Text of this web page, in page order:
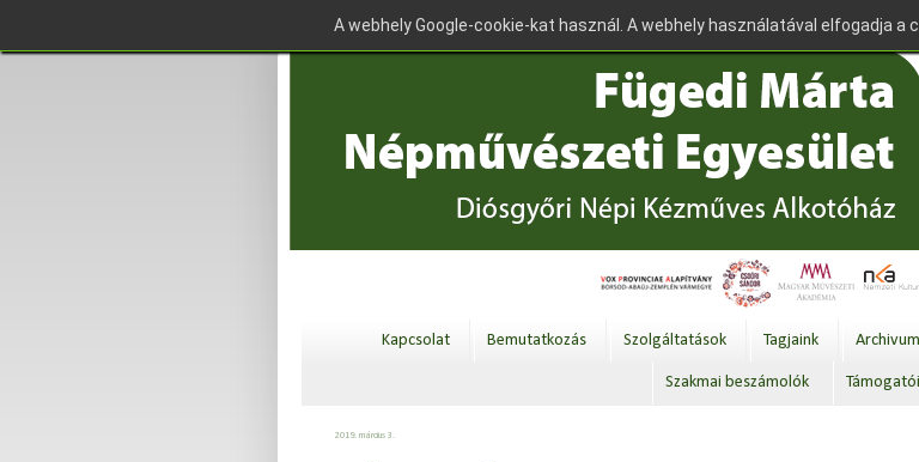
Kapcsolat Bemutatkozás Szolgáltatások Tagjaink Archivum
Szakmai beszámolók
2019. március 3.
A webhely Google-cookie-kat használ. A webhely használatával elfogadja a